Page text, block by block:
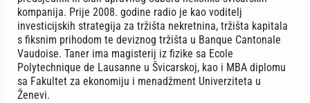
kompanija. Prije 2008. godine radio je kao voditelj
investicijskih strategija za tržišta nekretnina, tržišta kapitala
s fiksnim prihodom te deviznog tržišta u Banque Cantonale
Vaudoise. Taner ima magisterij iz fizike sa Ecole
Polytechnique de Lausanne u Švicarskoj, kao i MBA diplomu
sa Fakultet za ekonomiju i menadžment Univerziteta u
Ženevi.